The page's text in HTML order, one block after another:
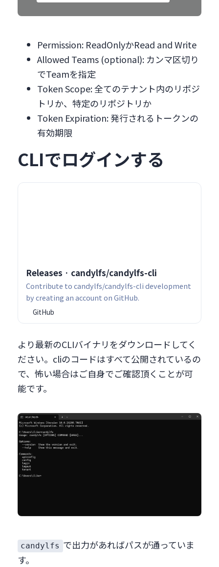
Permission: ReadOnlyかRead and Write
Allowed Teams (optional): カンマ区切り
でTeamを指定
Token Scope: 全てのテナント内のリポジ
トリか、特定のリポジトリか
Token Expiration: 発行されるトークンの
有効期限
CLIでログインする
Releases · candylfs/candylfs-cli
Contribute to candylfs/candylfs-cli development
by creating an account on GitHub.
GitHub
より最新のCLIバイナリをダウンロードしてく
ださい。cliのコードはすべて公開されているの
で、怖い場合はご自身でご確認頂くことが可
能です。
candylfs で出力があればパスが通っていま
す。